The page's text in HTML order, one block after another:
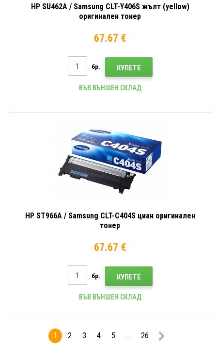
HP SU462A / Samsung CLT-Y406S жълт (yellow)
оригинален тонер
67.67 €
бр. КУПЕТЕ
ВЪВ ВЪНШЕН СКЛАД
HP ST966A / Samsung CLT-C404S циан оригинален
тонер
67.67 €
бр. КУПЕТЕ
ВЪВ ВЪНШЕН СКЛАД
1 2 3 4 5 ... 26